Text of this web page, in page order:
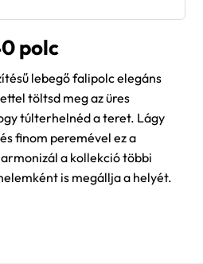
polc
lebegő falipolc elegáns
töltsd meg az üres
túlterhelnéd a teret. Lágy
finom peremével ez a
a kollekció többi
is megállja a helyét.